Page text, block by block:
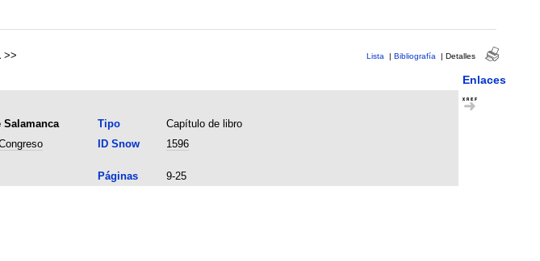
>> Lista | Bibliografía | Detalles
Enlaces
Tipo
Capítulo de libro
ID Snow 1596
Páginas
9-25